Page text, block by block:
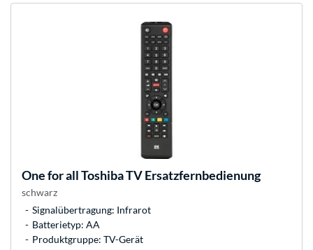
One for allToshiba TV Ersatzfernbedienung
schwarz
Signalübertragung: Infrarot
Batterietyp: AA
Produktgruppe: TV-Gerät